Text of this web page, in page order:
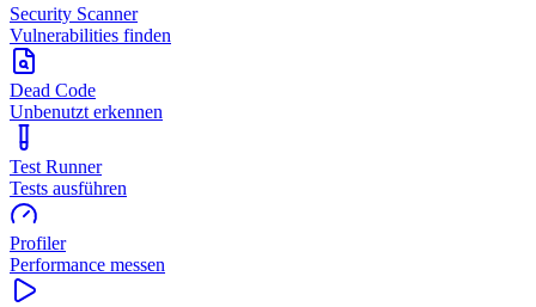
Security Scanner
Vulnerabilities finden
Dead Code
Unbenutzt erkennen
Test Runner
Tests ausführen
Profiler
Performance messen